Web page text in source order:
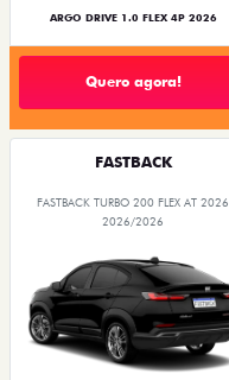
ARGO DRIVE 1.0 FLEX 4P 2026
Quero agora!
FASTBACK
FASTBACK TURBO 200 FLEX AT 2026
2026/2026